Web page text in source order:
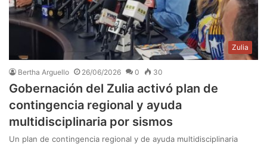
Zulia
Bertha Arguello 26/06/2026 0 30
Gobernación del Zulia activó plan de
contingencia regional y ayuda
multidisciplinaria por sismos
Un plan de contingencia regional y de ayuda multidisciplinaria